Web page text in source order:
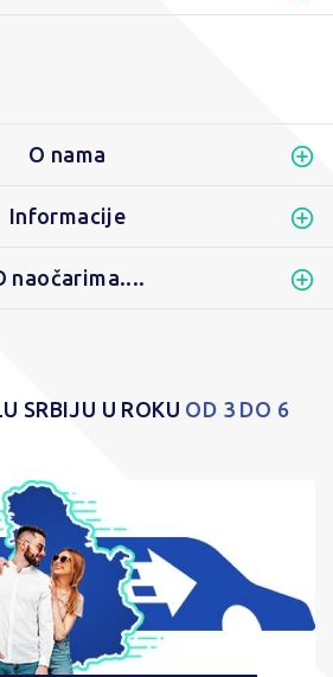
O nama
Informacije
naočarima....
SRBIJU U ROKU OD 3 DO 6